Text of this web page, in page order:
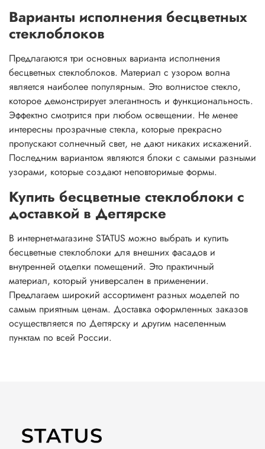
Варианты исполнения бесцветных
стеклоблоков
Предлагаются три основных варианта исполнения
бесцветных стеклоблоков. Материал с узором волна
является наиболее популярным. Это волнистое стекло,
которое демонстрирует элегантность и функциональность.
Эффектно смотрится при любом освещении. Не менее
интересны прозрачные стекла, которые прекрасно
пропускают солнечный свет, не дают никаких искажений.
Последним вариантом являются блоки с самыми разными
узорами, которые создают неповторимые формы.
Купить бесцветные стеклоблоки с
доставкой в Дегтярске
В интернет-магазине STATUS можно выбрать и купить
бесцветные стеклоблоки для внешних фасадов и
внутренней отделки помещений. Это практичный
материал, который универсален в применении.
Предлагаем широкий ассортимент разных моделей по
самым приятным ценам. Доставка оформленных заказов
осуществляется по Дегтярску и другим населенным
пунктам по всей России.